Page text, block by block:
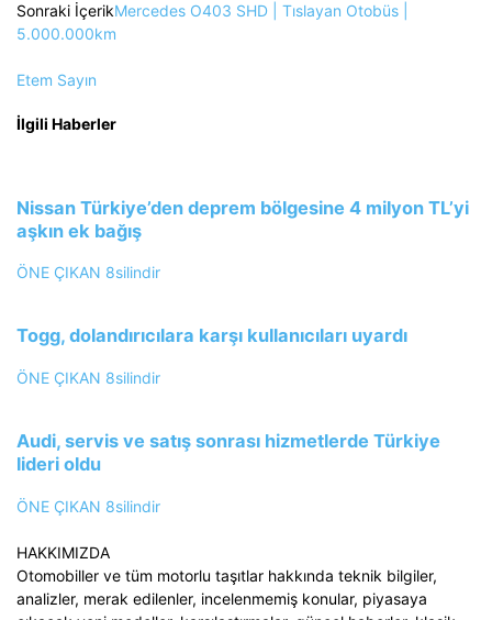
Sonraki İçerikMercedes O403 SHD | Tıslayan Otobüs |
5.000.000km
Etem Sayın
İlgili Haberler
Nissan Türkiye’den deprem bölgesine 4 milyon TL’yi
aşkın ek bağış
ÖNE ÇIKAN 8silindir
Togg, dolandırıcılara karşı kullanıcıları uyardı
ÖNE ÇIKAN 8silindir
Audi, servis ve satış sonrası hizmetlerde Türkiye
lideri oldu
ÖNE ÇIKAN 8silindir
HAKKIMIZDA
Otomobiller ve tüm motorlu taşıtlar hakkında teknik bilgiler,
analizler, merak edilenler, incelenmemiş konular, piyasaya